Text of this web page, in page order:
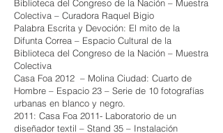
Biblioteca del Congreso de la Nación – Muestra
Colectiva – Curadora Raquel Bigio
Palabra Escrita y Devoción: El mito de la
Difunta Correa – Espacio Cultural de la
Biblioteca del Congreso de la Nación – Muestra
Colectiva
Casa Foa 2012 – Molina Ciudad: Cuarto de
Hombre – Espacio 23 – Serie de 10 fotografías
urbanas en blanco y negro.
2011: Casa Foa 2011- Laboratorio de un
diseñador textil – Stand 35 – Instalación